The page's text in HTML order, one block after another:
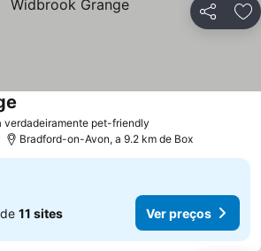
Partilhar
verdadeiramente pet-friendly
Bradford-on-Avon, a 9.2 km de Box
11 sites Ver preços